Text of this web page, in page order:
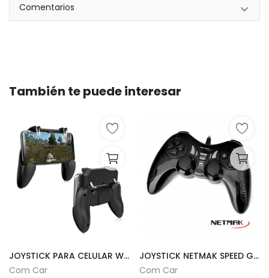
Comentarios
También te puede interesar
JOYSTICK PARA CELULAR W10
Com Car
JOYSTICK NETMAK SPEED GAMEPAD PLAY2
Com Car